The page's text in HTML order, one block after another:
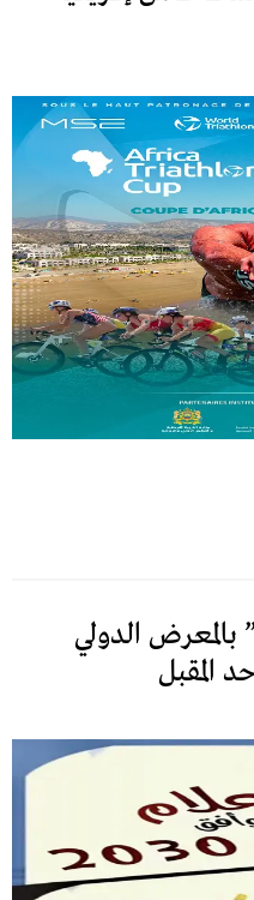
ومونديال 2030 ” بالمعرض الدولي
المقبل